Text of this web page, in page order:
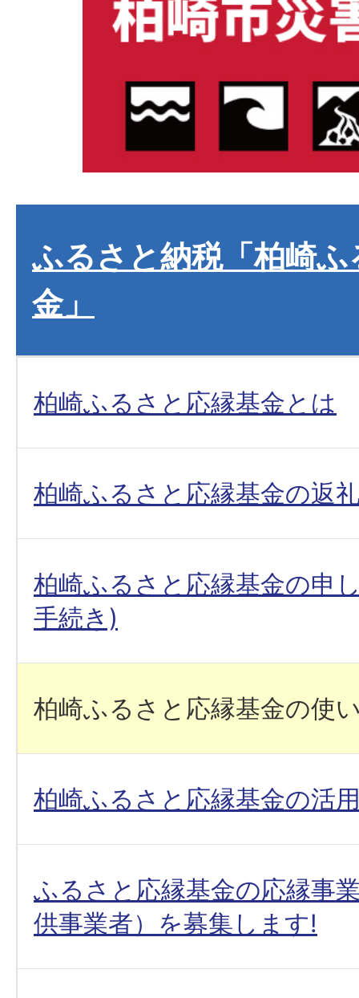
ふるさと納税「柏崎
金」
柏崎ふるさと応縁基金とは
柏崎ふるさと応縁基金の返
柏崎ふるさと応縁基金の申
手続き)
柏崎ふるさと応縁基金の使
柏崎ふるさと応縁基金の活
ふるさと応縁基金の応縁事
供事業者）を募集します!